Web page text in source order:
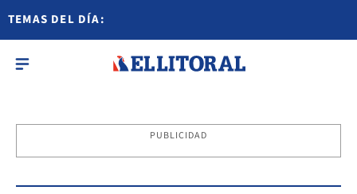
TEMAS DEL DÍA:
PUBLICIDAD